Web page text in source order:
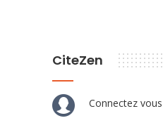
CiteZen
Connectez